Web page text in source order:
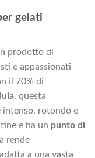
gelati
prodotto di
e appassionati
il 70% di
, questa
intenso, rotondo e
e ha un punto di
rende
a una vasta